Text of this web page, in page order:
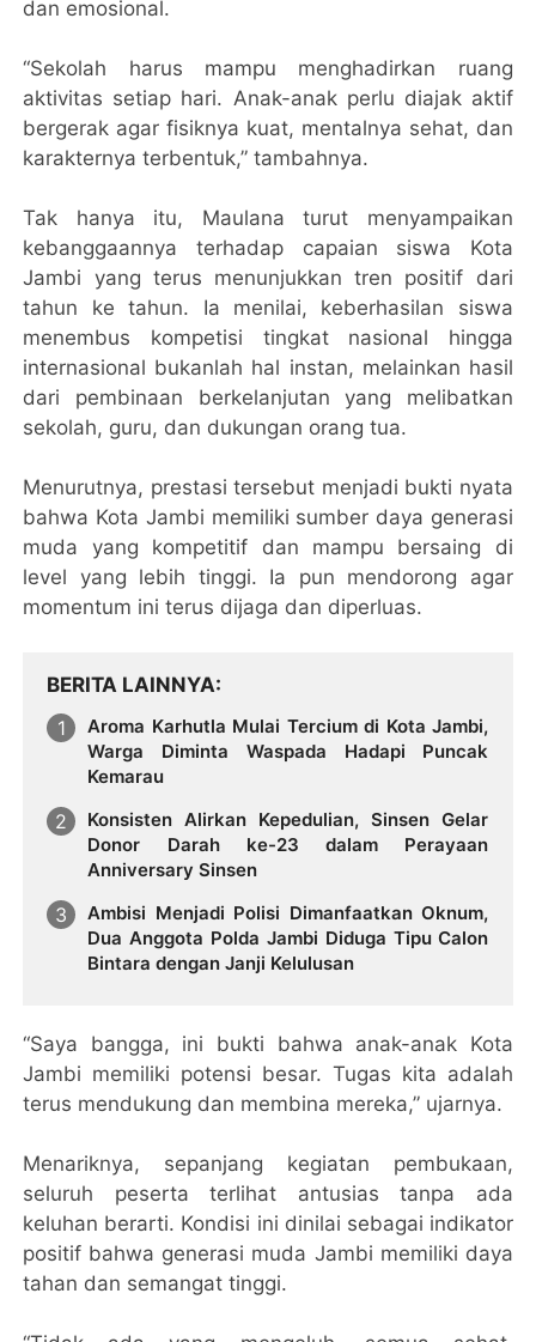
dan emosional.
“Sekolah harus mampu menghadirkan ruang
aktivitas setiap hari. Anak-anak perlu diajak aktif
bergerak agar fisiknya kuat, mentalnya sehat, dan
karakternya terbentuk,” tambahnya.
Tak hanya itu, Maulana turut menyampaikan
kebanggaannya terhadap capaian siswa Kota
Jambi yang terus menunjukkan tren positif dari
tahun ke tahun. Ia menilai, keberhasilan siswa
menembus kompetisi tingkat nasional hingga
internasional bukanlah hal instan, melainkan hasil
dari pembinaan berkelanjutan yang melibatkan
sekolah, guru, dan dukungan orang tua.
Menurutnya, prestasi tersebut menjadi bukti nyata
bahwa Kota Jambi memiliki sumber daya generasi
muda yang kompetitif dan mampu bersaing di
level yang lebih tinggi. Ia pun mendorong agar
momentum ini terus dijaga dan diperluas.
BERITA LAINNYA
Aroma Karhutla Mulai Tercium di Kota Jambi,
Warga Diminta Waspada Hadapi Puncak
Kemarau
Konsisten Alirkan Kepedulian, Sinsen Gelar
Donor Darah ke-23 dalam Perayaan
Anniversary Sinsen
Ambisi Menjadi Polisi Dimanfaatkan Oknum,
Dua Anggota Polda Jambi Diduga Tipu Calon
Bintara dengan Janji Kelulusan
“Saya bangga, ini bukti bahwa anak-anak Kota
Jambi memiliki potensi besar. Tugas kita adalah
terus mendukung dan membina mereka,” ujarnya.
Menariknya, sepanjang kegiatan pembukaan,
seluruh peserta terlihat antusias tanpa ada
keluhan berarti. Kondisi ini dinilai sebagai indikator
positif bahwa generasi muda Jambi memiliki daya
tahan dan semangat tinggi.